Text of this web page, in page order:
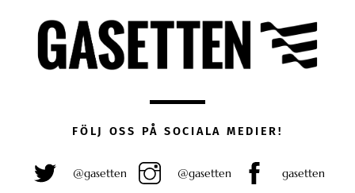
FÖLJ OSS PÅ SOCIALA MEDIER!
@gasetten @gasetten gasetten